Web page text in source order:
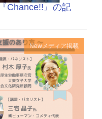
Chance!!』の記
Newメディア掲載